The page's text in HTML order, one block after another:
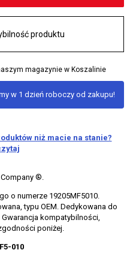
produktu
magazynie w Koszalinie
w 1 dzień roboczy od zakupu!
niż macie na stanie?
®.
o numerze 19205MF5010.
typu OEM. Dedykowana do
kompatybilności,
poniżej.
010